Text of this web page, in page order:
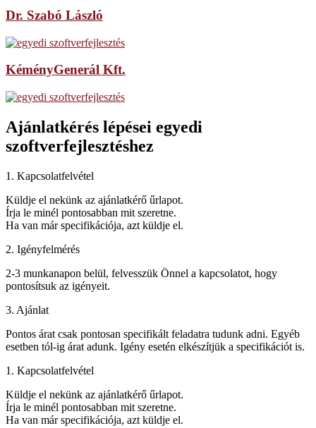
Dr. Szabó László
KéményGenerál Kft.
Ajánlatkérés lépései egyedi
szoftverfejlesztéshez
1. Kapcsolatfelvétel
Küldje el nekünk az ajánlatkérő űrlapot.
Írja le minél pontosabban mit szeretne.
Ha van már specifikációja, azt küldje el.
2. Igényfelmérés
2-3 munkanapon belül, felvesszük Önnel a kapcsolatot, hogy
pontosítsuk az igényeit.
3. Ajánlat
Pontos árat csak pontosan specifikált feladatra tudunk adni. Egyéb
esetben tól-ig árat adunk. Igény esetén elkészítjük a specifikációt is.
1. Kapcsolatfelvétel
Küldje el nekünk az ajánlatkérő űrlapot.
Írja le minél pontosabban mit szeretne.
Ha van már specifikációja, azt küldje el.